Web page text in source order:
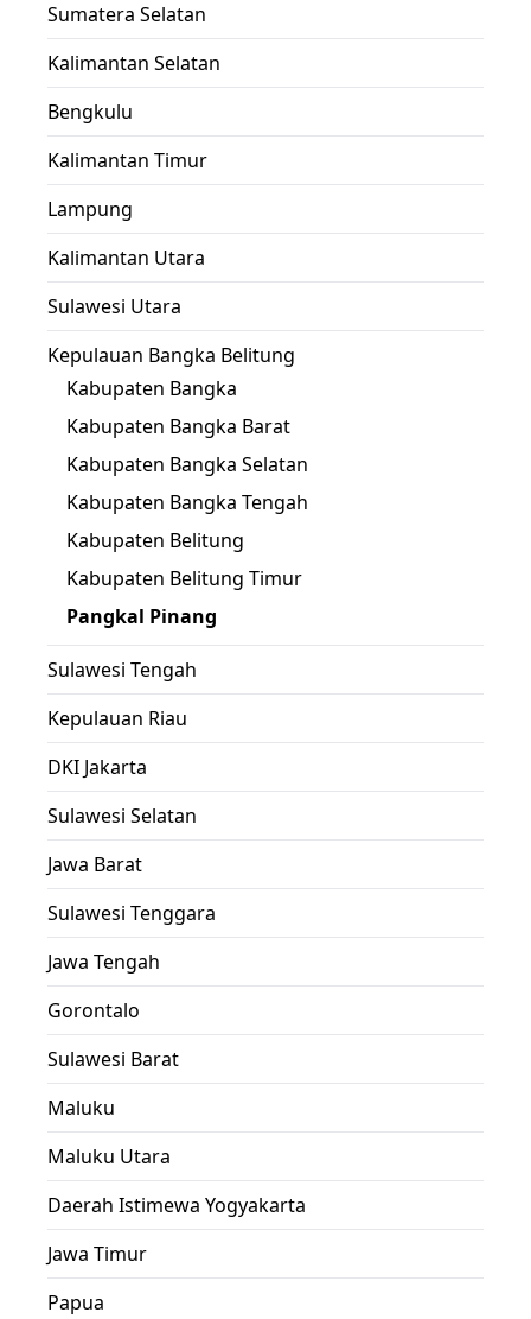
Sumatera Selatan
Kalimantan Selatan
Bengkulu
Kalimantan Timur
Lampung
Kalimantan Utara
Sulawesi Utara
Kepulauan Bangka Belitung
Kabupaten Bangka
Kabupaten Bangka Barat
Kabupaten Bangka Selatan
Kabupaten Bangka Tengah
Kabupaten Belitung
Kabupaten Belitung Timur
Pangkal Pinang
Sulawesi Tengah
Kepulauan Riau
DKI Jakarta
Sulawesi Selatan
Jawa Barat
Sulawesi Tenggara
Jawa Tengah
Gorontalo
Sulawesi Barat
Maluku
Maluku Utara
Daerah Istimewa Yogyakarta
Jawa Timur
Papua